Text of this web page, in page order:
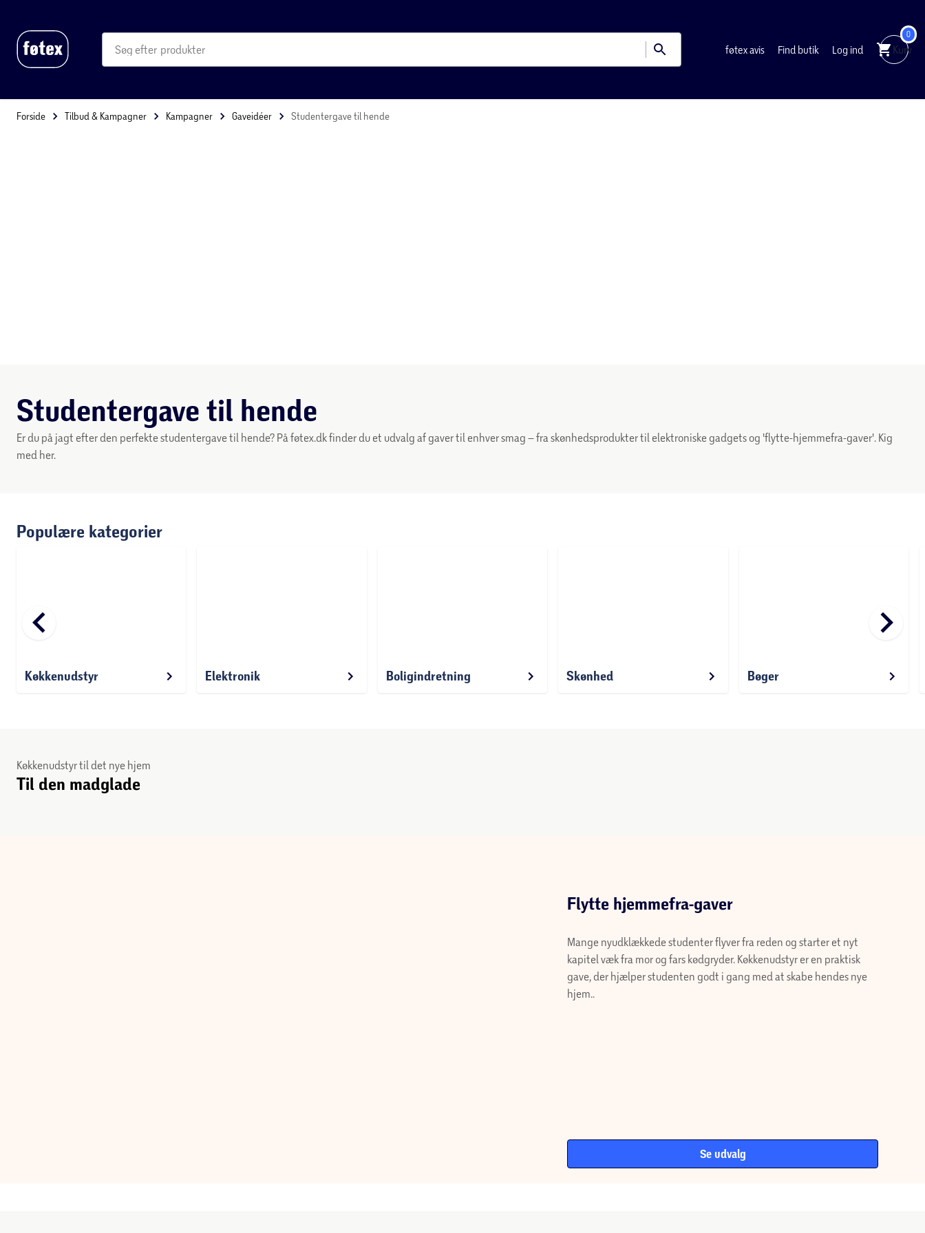
produkter
mere end 35.000 varer
føtex avis Find butik Log ind Kurv
0
Forside Tilbud & Kampagner Kampagner Gaveidéer Studentergave til hende
Studentergave til hende
Er du på jagt efter den perfekte studentergave til hende? På føtex.dk finder du et udvalg af gaver til enhver smag – fra skønhedsprodukter til elektroniske gadgets og
'flytte-hjemmefra-gaver'. Kig med her.
Populære kategorier
Køkkenudstyr Elektronik Boligindretning Skønhed Bøger
Køkkenudstyr til det nye hjem
Til den madglade
Flytte hjemmefra-gaver
Mange nyudklækkede studenter flyver fra reden og starter
et nyt kapitel væk fra mor og fars kødgryder.
Køkkenudstyr er en praktisk gave, der hjælper studenten
godt i gang med at skabe hendes nye hjem..
Se udvalg